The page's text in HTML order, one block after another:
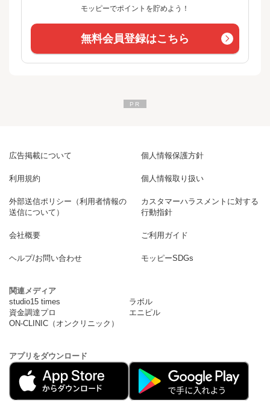
モッピーでポイントを貯めよう！
無料会員登録はこちら
広告掲載について 個人情報保護方針
利用規約 個人情報取り扱い
外部送信ポリシー（利用者情報の
送信について）
カスタマーハラスメントに対する
行動指針
会社概要 ご利用ガイド
ヘルプ/お問い合わせ モッピーSDGs
関連メディア
studio15 times
ラボル
資金調達プロ
エニピル
ON-CLINIC（オンクリニック）
アプリをダウンロード